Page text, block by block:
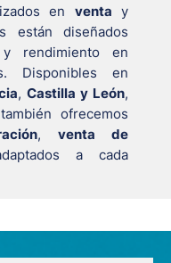
en venta y
están diseñados
rendimiento en
Disponibles en
, Castilla y León,
ofrecemos
, venta de
a cada